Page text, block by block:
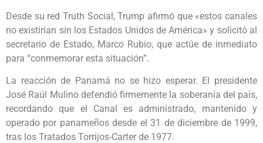
Desde su red Truth Social, Trump afirmó que «estos canales
no existirían sin los Estados Unidos de América» y solicitó al
secretario de Estado, Marco Rubio, que actúe de inmediato
para “conmemorar esta situación”.
La reacción de Panamá no se hizo esperar. El presidente
José Raúl Mulino defendió firmemente la soberanía del país,
recordando que el Canal es administrado, mantenido y
operado por panameños desde el 31 de diciembre de 1999,
tras los Tratados Torrijos-Carter de 1977.